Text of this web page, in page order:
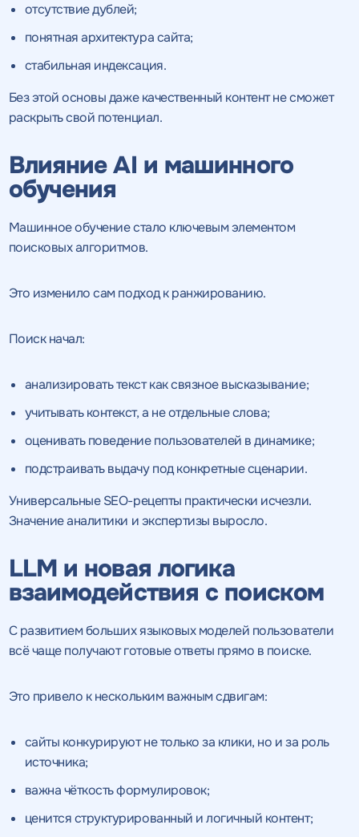
отсутствие дублей;
понятная архитектура сайта;
стабильная индексация.
Без этой основы даже качественный контент не сможет
раскрыть свой потенциал.
Влияние AI и машинного
обучения
Машинное обучение стало ключевым элементом
поисковых алгоритмов.
Это изменило сам подход к ранжированию.
Поиск начал:
анализировать текст как связное высказывание;
учитывать контекст, а не отдельные слова;
оценивать поведение пользователей в динамике;
подстраивать выдачу под конкретные сценарии.
Универсальные SEO-рецепты практически исчезли.
Значение аналитики и экспертизы выросло.
LLM и новая логика
взаимодействия с поиском
С развитием больших языковых моделей пользователи
всё чаще получают готовые ответы прямо в поиске.
Это привело к нескольким важным сдвигам:
сайты конкурируют не только за клики, но и за роль
источника;
важна чёткость формулировок;
ценится структурированный и логичный контент;